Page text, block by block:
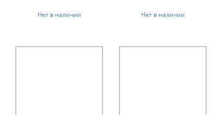
Нет в наличии Нет в наличии